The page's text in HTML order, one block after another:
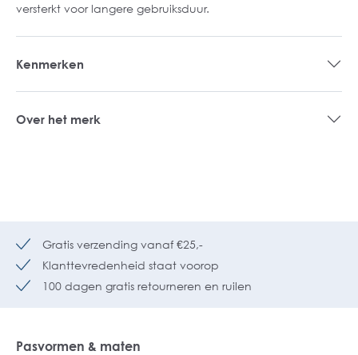
versterkt voor langere gebruiksduur.
Kenmerken
Over het merk
Gratis verzending vanaf €25,-
Klanttevredenheid staat voorop
100 dagen gratis retourneren en ruilen
Pasvormen & maten